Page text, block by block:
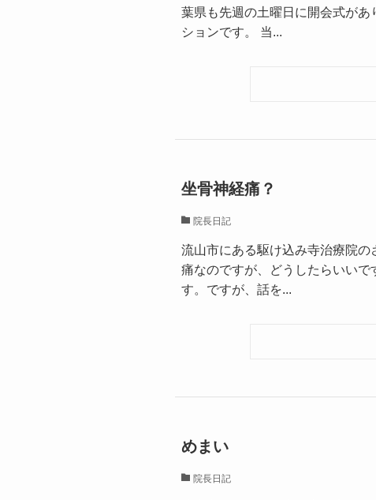
葉県も先週の土曜日に開会式が
ションです。 当...
坐骨神経痛？
院長日記
流山市にある駆け込み寺治療院
痛なのですが、どうしたらいい
す。ですが、話を...
めまい
院長日記